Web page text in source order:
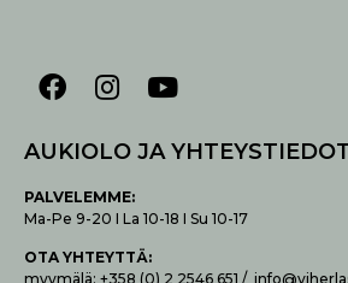
AUKIOLO JA
PALVELEMME:
Ma-Pe 9-20 I La 10-18 I Su 10-17
OTA YHTEYTTÄ:
myymälä: +358 (0) 2 2546 651 /